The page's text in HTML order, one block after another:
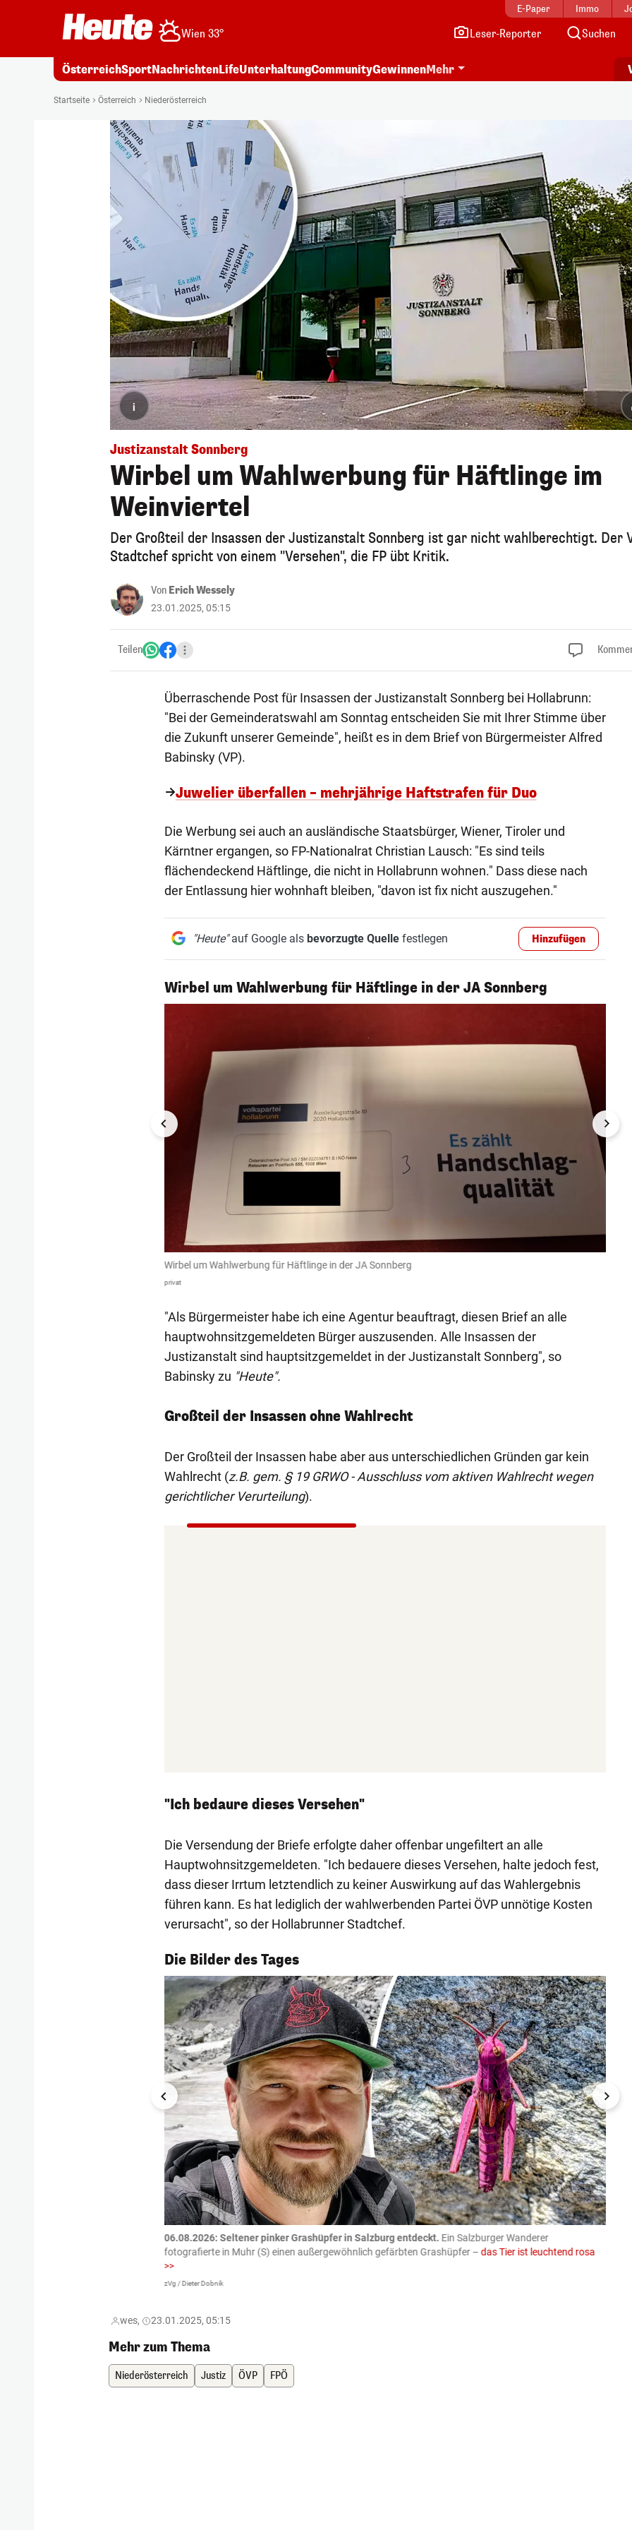
E-Paper Immo
Wien 33° Leser-Reporter Suchen
ÖsterreichSportNachrichtenLifeUnterhaltungCommunityGewinnenMehr
Startseite Österreich Niederösterreich
i
Justizanstalt Sonnberg
Wirbel um Wahlwerbung für Häftlinge im
Weinviertel
Der Großteil der Insassen der Justizanstalt Sonnberg ist gar nicht wahlberechtigt. Der
Stadtchef spricht von einem "Versehen", die FP übt Kritik.
Von Erich Wessely
23.01.2025, 05:15
Teilen
Überraschende Post für Insassen der Justizanstalt Sonnberg bei Hollabrunn:
"Bei der Gemeinderatswahl am Sonntag entscheiden Sie mit Ihrer Stimme über
die Zukunft unserer Gemeinde", heißt es in dem Brief von Bürgermeister Alfred
Babinsky (VP).
Juwelier überfallen – mehrjährige Haftstrafen für Duo
Die Werbung sei auch an ausländische Staatsbürger, Wiener, Tiroler und
Kärntner ergangen, so FP-Nationalrat Christian Lausch: "Es sind teils
flächendeckend Häftlinge, die nicht in Hollabrunn wohnen." Dass diese nach
der Entlassung hier wohnhaft bleiben, "davon ist fix nicht auszugehen."
"Heute"auf Google als bevorzugte Quellefestlegen Hinzufügen
Wirbel um Wahlwerbung für Häftlinge in der JA Sonnberg
1/6
Wirbel um Wahlwerbung für Häftlinge in der JA Sonnberg
privat
"Als Bürgermeister habe ich eine Agentur beauftragt, diesen Brief an alle
hauptwohnsitzgemeldeten Bürger auszusenden. Alle Insassen der
Justizanstalt sind hauptsitzgemeldet in der Justizanstalt Sonnberg", so
Babinsky zu "Heute".
Großteil der Insassen ohne Wahlrecht
Der Großteil der Insassen habe aber aus unterschiedlichen Gründen gar kein
Wahlrecht (z.B. gem. § 19 GRWO - Ausschluss vom aktiven Wahlrecht wegen
gerichtlicher Verurteilung).
"Ich bedaure dieses Versehen"
Die Versendung der Briefe erfolgte daher offenbar ungefiltert an alle
Hauptwohnsitzgemeldeten. "Ich bedauere dieses Versehen, halte jedoch fest,
dass dieser Irrtum letztendlich zu keiner Auswirkung auf das Wahlergebnis
führen kann. Es hat lediglich der wahlwerbenden Partei ÖVP unnötige Kosten
verursacht", so der Hollabrunner Stadtchef.
Die Bilder des Tages
1/54
06.08.2026: Seltener pinker Grashüpfer in Salzburg entdeckt. Ein Salzburger Wanderer
fotografierte in Muhr (S) einen außergewöhnlich gefärbten Grashüpfer – das Tier ist leuchtend rosa
>>
zVg / Dieter Dobnik
wes, 23.01.2025, 05:15
Mehr zum Thema
Niederösterreich Justiz ÖVP FPÖ